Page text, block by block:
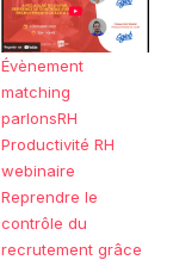
Évènement
matching
parlonsRH
Productivité RH
webinaire
Reprendre le
contrôle du
recrutement grâce